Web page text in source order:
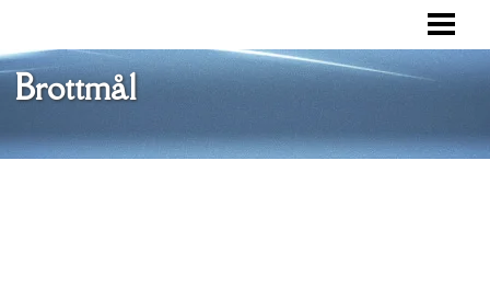
BROTTSOFFERMYNDIGHETEN
FÖRSVAR
Brottmål